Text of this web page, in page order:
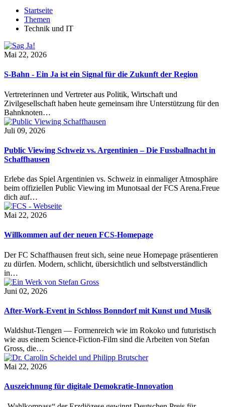
Startseite
Themen
Technik und IT
Mai 22, 2026
S-Bahn - Ein Ja ist ein Signal für die Zukunft der Region
Vertreterinnen und Vertreter aus Politik, Wirtschaft und
Zivilgesellschaft haben heute gemeinsam ihre Unterstützung für den
Bahnknoten…
Juli 09, 2026
Public Viewing Schweiz vs. Argentinien – Die Fussballnacht in
Schaffhausen
Erlebe das Spiel Argentinien vs. Schweiz in einmaliger Atmosphäre
beim offiziellen Public Viewing im Munotsaal der FCS Arena.Freue
dich auf…
Mai 22, 2026
Willkommen auf der neuen FCS-Homepage
Der FC Schaffhausen freut sich, seine neue Homepage präsentieren
zu dürfen. Modern, schlicht, übersichtlich und selbstverständlich
in…
Juni 02, 2026
After-Work-Event in Schloss Bonndorf mit Kunst und Musik
Waldshut-Tiengen — Formenreich wie im Rokoko und futuristisch
wie aus einem Science-Fiction-Film sind die Arbeiten von Stefan
Gross, die…
Mai 22, 2026
Auszeichnung für digitale Demokratie-Innovation